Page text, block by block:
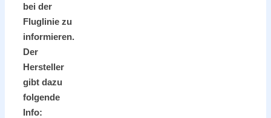
bei der
Fluglinie zu
informieren.
Der
Hersteller
gibt dazu
folgende
Info: